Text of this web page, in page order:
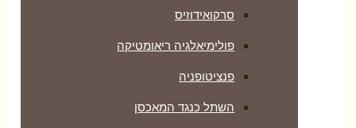
סרקואידוזיס
פולימיאלגיה ריאומטיקה
‏פנציטופניה
השתל כנגד המאכסן